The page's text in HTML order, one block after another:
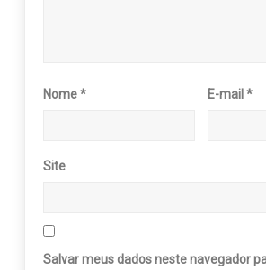
Nome* E-mail*
Site
Salvar meus dados neste navegador